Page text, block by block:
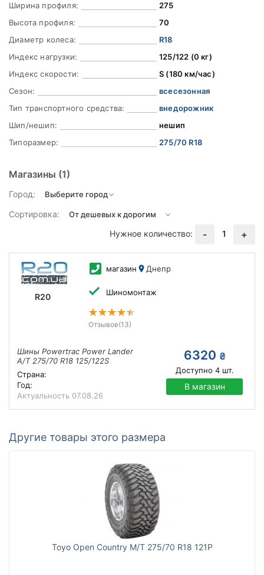
Ширина профиля:
275
Высота профиля:
70
Диаметр колеса:
R18
Индекс нагрузки:
125/122 (0 кг)
Индекс скорости:
S (180 км/час)
Сезон:
всесезонная
Тип транспортного средства:
внедорожник
Шип/нешип:
нешип
Типоразмер:
275/70 R18
Магазины (1)
Город:
Сортировка:
Нужное количество:
- 1 +
R20
магазин Днепр
Шиномонтаж
Отзывов(13)
Шины Powertrac Power Lander
A/T 275/70 R18 125/122S
Страна:
Год:
Актуальность 07.08.26
6320 ₴
Доступно 4шт.
В магазин
Другие товары этого размера
Toyo Open Country M/T 275/70 R18 121P